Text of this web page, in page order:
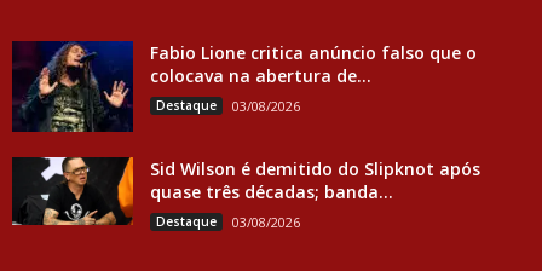
Fabio Lione critica anúncio falso que o
colocava na abertura de...
Destaque 03/08/2026
Sid Wilson é demitido do Slipknot após
quase três décadas; banda...
Destaque 03/08/2026